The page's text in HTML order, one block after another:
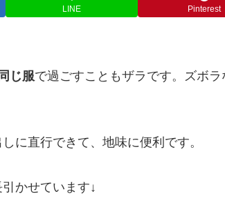
LINE Pinterest
同じ服で過ごすこともザラです。ズボ
に直行できて、地味に便利です。
かせています↓